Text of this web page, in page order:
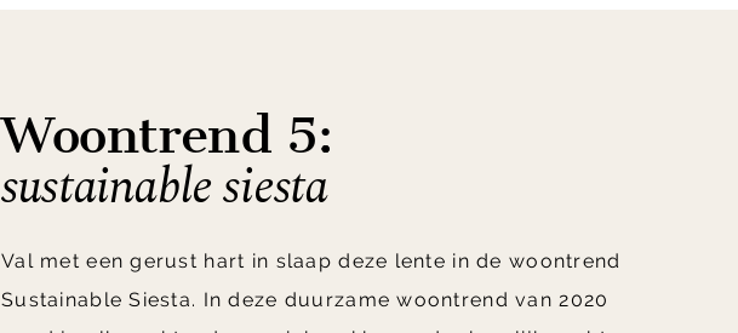
Woontrend 5:
sustainable siesta
Val met een gerust hart in slaap deze lente in de woontrend
Sustainable Siesta. In deze duurzame woontrend van 2020